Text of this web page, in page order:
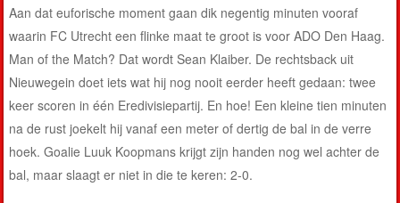
Aan dat euforische moment gaan dik negentig minuten vooraf
waarin FC Utrecht een flinke maat te groot is voor ADO Den Haag.
Man of the Match? Dat wordt Sean Klaiber. De rechtsback uit
Nieuwegein doet iets wat hij nog nooit eerder heeft gedaan: twee
keer scoren in één Eredivisiepartij. En hoe! Een kleine tien minuten
na de rust joekelt hij vanaf een meter of dertig de bal in de verre
hoek. Goalie Luuk Koopmans krijgt zijn handen nog wel achter de
bal, maar slaagt er niet in die te keren: 2-0.